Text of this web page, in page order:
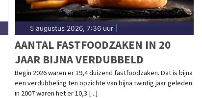
5 augustus 2026, 7:36 uur|
AANTAL FASTFOODZAKEN IN 20
JAAR BIJNA VERDUBBELD
Begin 2026 waren er 19,4 duizend fastfoodzaken. Dat is bijna
een verdubbeling ten opzichte van bijna twintig jaar geleden:
in 2007 waren het er 10,3 [...]